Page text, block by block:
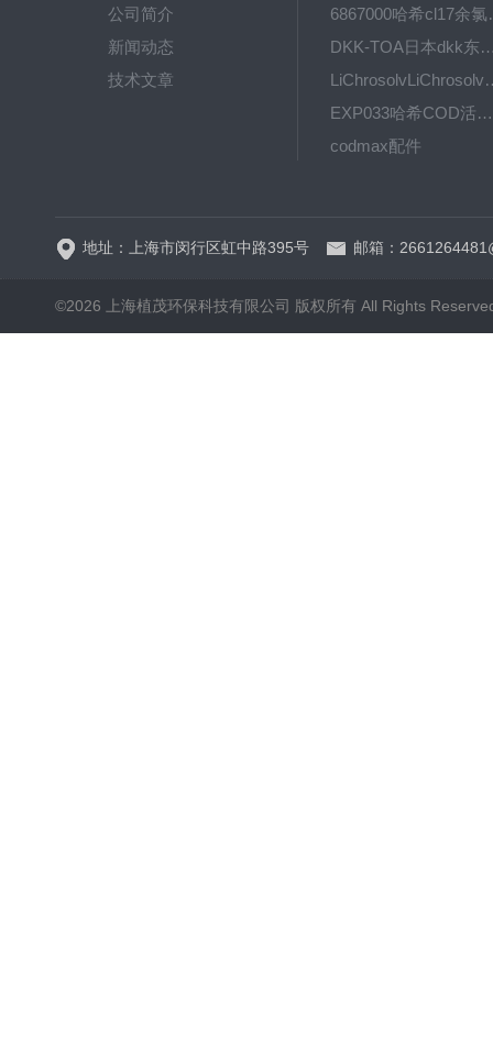
公司简介
新闻动态
技术文章
6867000
DKK-TOA日本dkk东亚电
EXP033哈希COD活塞泵价格 EXP033
codmax配件
地址：上海市闵行区虹中路395号 邮箱：
©2026 上海植茂环保科技有限公司 版权所有 All Rights